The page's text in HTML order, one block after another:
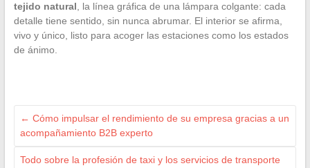
tejido natural , la línea gráfica de una lámpara colgante: cada
detalle tiene sentido, sin nunca abrumar. El interior se afirma,
vivo y único, listo para acoger las estaciones como los estados
de ánimo.
← Cómo impulsar el rendimiento de su empresa gracias a un
acompañamiento B2B experto
Todo sobre la profesión de taxi y los servicios de transporte